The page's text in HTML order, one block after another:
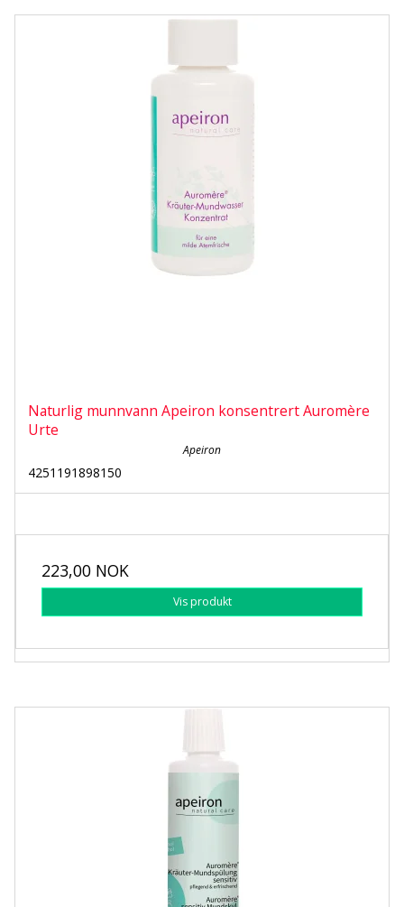
Naturlig munnvann Apeiron konsentrert Auromère
Urte
Apeiron
4251191898150
223,00 NOK
Vis produkt